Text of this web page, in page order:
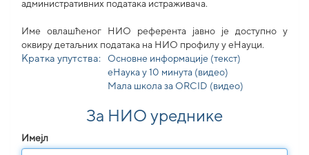
административних података истраживача.
Име овлашћеног НИО референта јавно је доступно у
оквиру детаљних података на НИО профилу у еНауци.
Кратка упутства:
Основне информације (текст)
еНаука у 10 минута (видео)
Мала школа за ORCID (видео)
За НИО уреднике
Имејл